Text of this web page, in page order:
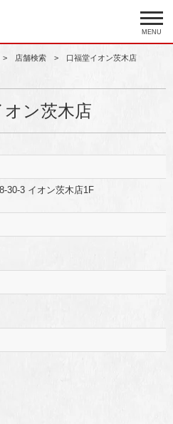
MENU
店舗検索 口福堂イオン茨木店
オン茨木店
30-3 イオン茨木店1F